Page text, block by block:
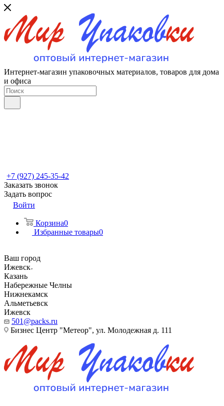
Интернет-магазин упаковочных материалов, товаров для дома
и офиса
+7 (927) 245-35-42
Заказать звонок
Задать вопрос
Войти
Корзина0
Избранные товары0
Ваш город
Ижевск
Казань
Набережные Челны
Нижнекамск
Альметьевск
Ижевск
501@packs.ru
Бизнес Центр "Метеор", ул. Молодежная д. 111